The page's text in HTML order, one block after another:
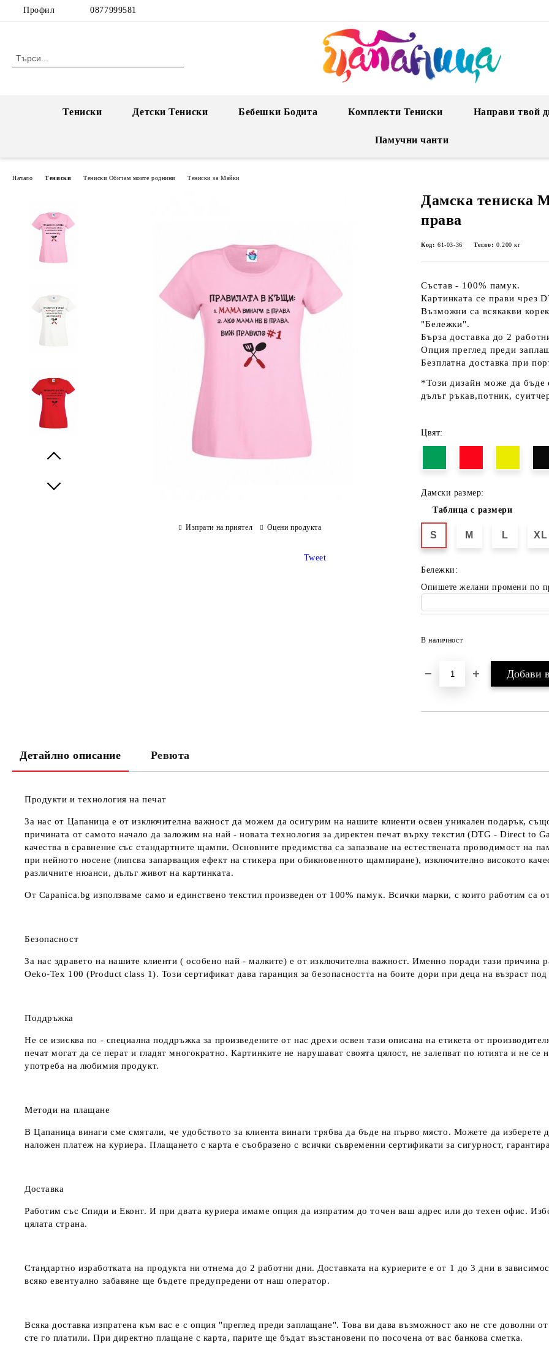
Профил 0877999581
Тениски Детски Тениски Бебешки Бодита Комплекти Тениски Направи твой
Памучни чанти
Начало Тениски Тениски Обичам моите роднини Тениски за Майки
Дамска тениска
права
Код: 61-03-36 Тегло: 0.200 кг
Състав - 100% памук.
Картинката се прави чрез
Възможни са всякакви
"Бележки".
Бърза доставка до 2
Опция преглед преди
Безплатна доставка при
*Този дизайн може да бъде
дълъг ръкав,потник,
Цвят:
Дамски размер:
Таблица с размери
S M L XL
Бележки:
Опишете желани промени по
В наличност
Изпрати на приятел Оцени продукта
Tweet
Детайлно описание Ревюта
Продукти и технология на печат
За нас от Цапаница е от изключителна важност да можем да осигурим на нашите клиенти освен уникален подарък,
причината от самото начало да заложим на най - новата технология за директен печат върху текстил (DTG - Direct to
качества в сравнение със стандартните щампи. Основните предимства са запазване на естествената проводимост на
при нейното носене (липсва запарващия ефект на стикера при обикновенното щампиране), изключително високото
различните нюанси, дълъг живот на картинката.
От Capanica.bg използваме само и единствено текстил произведен от 100% памук. Всички марки, с които работим са
Безопасност
За нас здравето на нашите клиенти ( особено най - малките) е от изключителна важност. Именно поради тази причина
Oeko-Tex 100 (Product class 1). Този сертификат дава гаранция за безопасността на боите дори при деца на възраст
Поддръжка
Не се изисква по - специална поддръжка за произведените от нас дрехи освен тази описана на етикета от
печат могат да се перат и гладят многократно. Картинките не нарушават своята цялост, не залепват по ютията и не се
употреба на любимия продукт.
Методи на плащане
В Цапаница винаги сме смятали, че удобството за клиента винаги трябва да бъде на първо място. Можете да изберете
наложен платеж на куриера. Плащането с карта е съобразено с всички съвременни сертификати за сигурност,
Доставка
Работим със Спиди и Еконт. И при двата куриера имаме опция да изпратим до точен ваш адрес или до техен офис.
цялата страна.
Стандартно изработката на продукта ни отнема до 2 работни дни. Доставката на куриерите е от 1 до 3 дни в
всяко евентуално забавяне ще бъдете предупредени от наш оператор.
Всяка доставка изпратена към вас е с опция "преглед преди заплащане". Това ви дава възможност ако не сте доволни
сте го платили. При директно плащане с карта, парите ще бъдат възстановени по посочена от вас банкова сметка.